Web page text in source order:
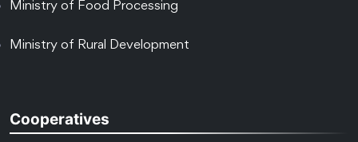
Ministry of Food Processing
Ministry of Rural Development
Cooperatives